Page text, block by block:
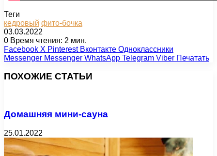
Теги
кедровый фито-бочка
03.03.2022
0 Время чтения: 2 мин.
Facebook X Pinterest Вконтакте Одноклассники
Messenger Messenger WhatsApp Telegram Viber Печатать
ПОХОЖИЕ СТАТЬИ
Домашняя мини-сауна
25.01.2022